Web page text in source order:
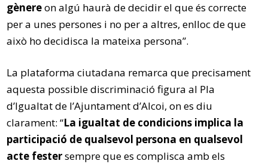
gènereon algú haurà de decidir el que és correcte
per a unes persones i no per a altres, enlloc de que
això ho decidisca la mateixa persona”.
La plataforma ciutadana remarca que precisament
aquesta possible discriminació figura al Pla
d’Igualtat de l’Ajuntament d’Alcoi, on es diu
clarament: “La igualtat de condicions implica la
participació de qualsevol persona en qualsevol
acte festersempre que es complisca amb els